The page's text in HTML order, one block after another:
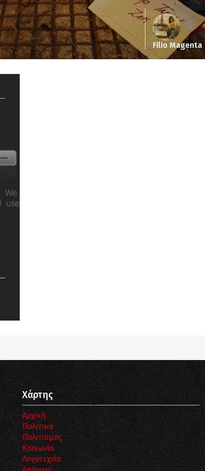
Filio Magenta
Χάρτης
Αρχική
Πολιτικά
Πολιτισμός
Κοινωνία
Λογοτεχνία